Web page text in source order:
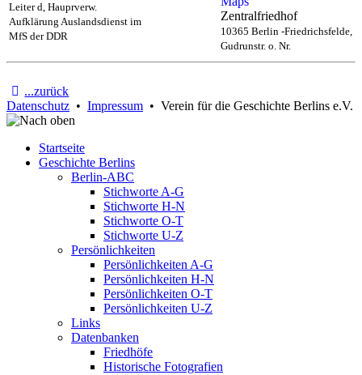
Leiter d, Hauprverw.
Aufklärung Auslandsdienst im
MfS der DDR
Zentralfriedhof
10365 Berlin -Friedrichsfelde,
Gudrunstr. o. Nr.
...zurück
Datenschutz • Impressum • Verein für die Geschichte Berlins e.V.
Startseite
Geschichte Berlins
Berlin-ABC
Stichworte A-G
Stichworte H-N
Stichworte O-T
Stichworte U-Z
Persönlichkeiten
Persönlichkeiten A-G
Persönlichkeiten H-N
Persönlichkeiten O-T
Persönlichkeiten U-Z
Links
Datenbanken
Friedhöfe
Historische Fotografien